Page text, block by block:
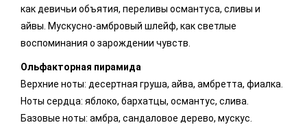
как девичьи объятия, переливы османтуса, сливы и
айвы. Мускусно-амбровый шлейф, как светлые
воспоминания о зарождении чувств.
Ольфакторная пирамида
Верхние ноты: десертная груша, айва, амбретта, фиалка.
Ноты сердца: яблоко, бархатцы, османтус, слива.
Базовые ноты: амбра, сандаловое дерево, мускус.